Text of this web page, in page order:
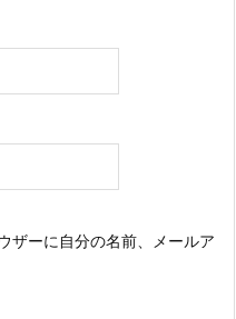
ザーに自分の名前、メールア